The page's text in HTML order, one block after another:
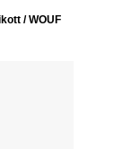
/ WOUF